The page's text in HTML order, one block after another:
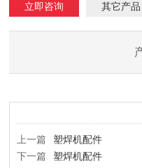
立即咨询 其它产品
上一篇
塑焊机配件
下一篇
塑焊机配件